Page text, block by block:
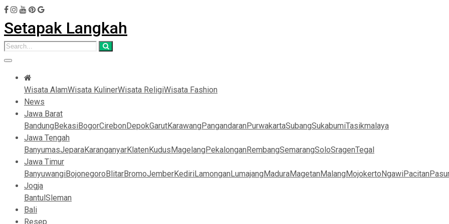
Setapak Langkah
Wisata AlamWisata KulinerWisata ReligiWisata Fashion
News
Jawa Barat
BandungBekasiBogorCirebonDepokGarutKarawangPangandaranPurwakartaSubangSukabumiTasikmalaya
Jawa Tengah
BanyumasJeparaKaranganyarKlatenKudusMagelangPekalonganRembangSemarangSoloSragenTegal
Jawa Timur
BanyuwangiBojonegoroBlitarBromoJemberKediriLamonganLumajangMaduraMagetanMalangMojokertoNgawiPacitan
Jogja
BantulSleman
Bali
Resep